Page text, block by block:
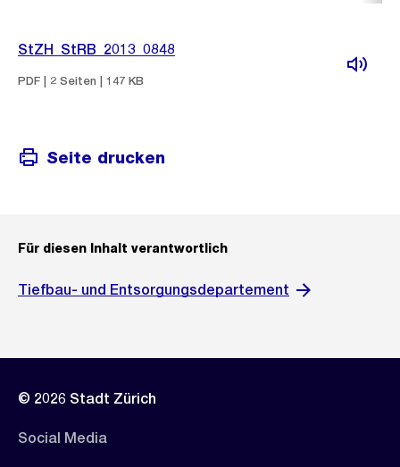
StZH_StRB_2013_0848
PDF | 2 Seiten | 147 KB
Seite drucken
Für diesen Inhalt verantwortlich
Tiefbau- und Entsorgungsdepartement
© 2026 Stadt Zürich
Social Media